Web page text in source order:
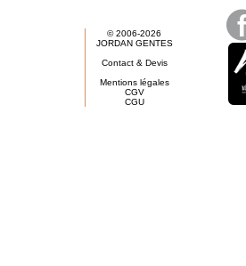
© 2006-2026
JORDAN GENTES
Contact & Devis
Mentions légales
CGV
CGU